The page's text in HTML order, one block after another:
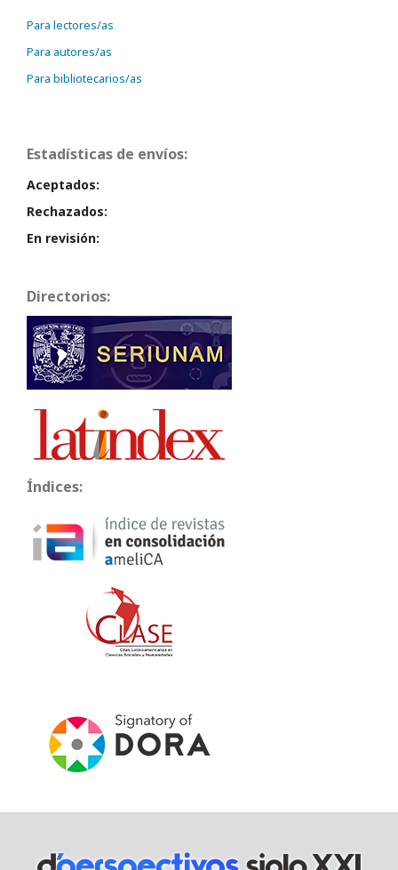
Para lectores/as
Para autores/as
Para bibliotecarios/as
Estadísticas de envíos:
Aceptados:
Rechazados:
En revisión:
Directorios:
Índices: